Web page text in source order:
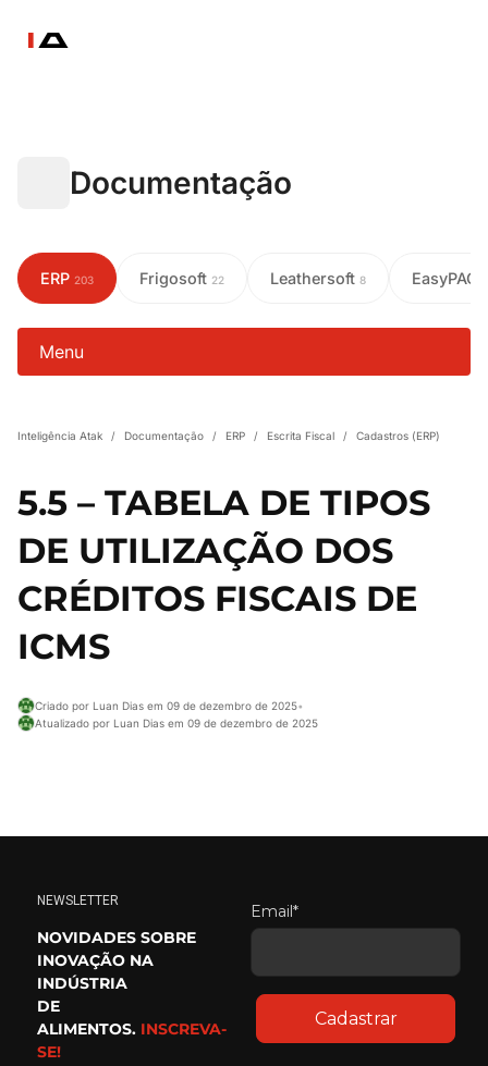
Documentação
ERP 203 Frigosoft 22 Leathersoft 8 EasyPAC
Menu
Inteligência Atak / Documentação / ERP / Escrita Fiscal / Cadastros (ERP)
5.5 – TABELA DE TIPOS
DE UTILIZAÇÃO DOS
CRÉDITOS FISCAIS DE
ICMS
Criado por Luan Dias em 09 de dezembro de 2025•
Atualizado por Luan Dias em 09 de dezembro de 2025
NEWSLETTER
NOVIDADES SOBRE
INOVAÇÃO NA
INDÚSTRIA
DE
ALIMENTOS. INSCREVA-
SE!
Email*
Cadastrar